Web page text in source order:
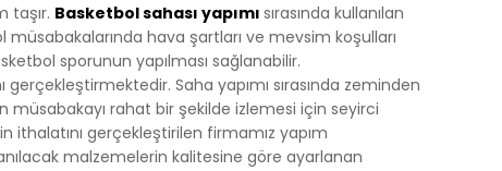
taşır. Basketbol sahası yapımı sırasında kullanılan
müsabakalarında hava şartları ve mevsim koşulları
sporunun yapılması sağlanabilir.
Saha yapımı sırasında zeminden
rahat bir şekilde izlemesi için seyirci
ithalatını gerçekleştirilen firmamız yapım
malzemelerin kalitesine göre ayarlanan